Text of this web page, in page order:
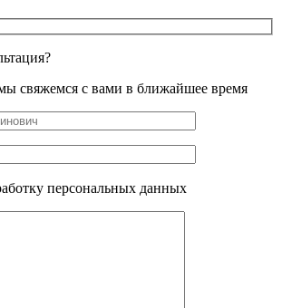
свяжемся с вами в ближайшее время
персональных данных